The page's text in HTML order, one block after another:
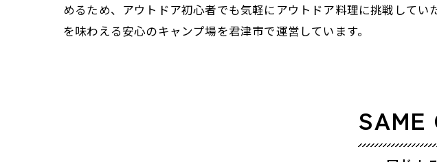
めるため、アウトドア初心者でも気軽にアウトドア料理に挑戦して
を味わえる安心のキャンプ場を君津市で運営しています。
SAME